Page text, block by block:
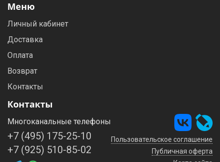
Меню
Личный кабинет
Доставка
Оплата
Возврат
Контакты
Контакты
Многоканальные телефоны
+7 (495) 175-25-10
+7 (925) 510-85-02
Пользовательское соглашение
Публичная оферта